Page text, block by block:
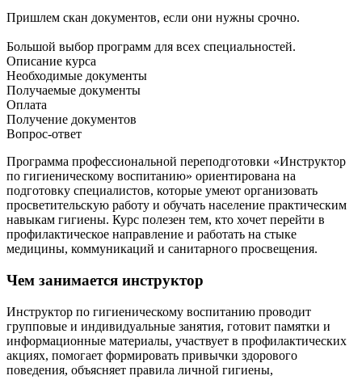
Пришлем скан документов, если они нужны срочно.
Большой выбор программ для всех специальностей.
Описание курса
Необходимые документы
Получаемые документы
Оплата
Получение документов
Вопрос-ответ
Программа профессиональной переподготовки «Инструктор
по гигиеническому воспитанию» ориентирована на
подготовку специалистов, которые умеют организовать
просветительскую работу и обучать население практическим
навыкам гигиены. Курс полезен тем, кто хочет перейти в
профилактическое направление и работать на стыке
медицины, коммуникаций и санитарного просвещения.
Чем занимается инструктор
Инструктор по гигиеническому воспитанию проводит
групповые и индивидуальные занятия, готовит памятки и
информационные материалы, участвует в профилактических
акциях, помогает формировать привычки здорового
поведения, объясняет правила личной гигиены,